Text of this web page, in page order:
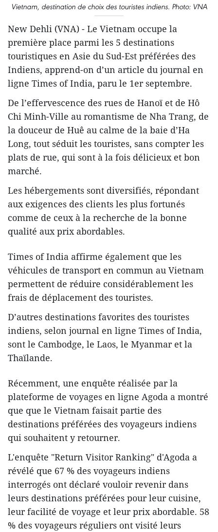
Vietnam, destination de choix des touristes indiens. Photo: VNA
New Dehli (VNA) - Le Vietnam occupe la
première place parmi les 5 destinations
touristiques en Asie du Sud-Est préférées des
Indiens, apprend-on d’un article du journal en
ligne Times of India, paru le 1er septembre.
De l’effervescence des rues de Hanoï et de Hô
Chi Minh-Ville au romantisme de Nha Trang, de
la douceur de Huê au calme de la baie d’Ha
Long, tout séduit les touristes, sans compter les
plats de rue, qui sont à la fois délicieux et bon
marché.
Les hébergements sont diversifiés, répondant
aux exigences des clients les plus fortunés
comme de ceux à la recherche de la bonne
qualité aux prix abordables.
Times of India affirme également que les
véhicules de transport en commun au Vietnam
permettent de réduire considérablement les
frais de déplacement des touristes.
D’autres destinations favorites des touristes
indiens, selon journal en ligne Times of India,
sont le Cambodge, le Laos, le Myanmar et la
Thaïlande.
Récemment, une enquête réalisée par la
plateforme de voyages en ligne Agoda a montré
que que le Vietnam faisait partie des
destinations préférées des voyageurs indiens
qui souhaitent y retourner.
L'enquête "Return Visitor Ranking" d'Agoda a
révélé que 67 % des voyageurs indiens
interrogés ont déclaré vouloir revenir dans
leurs destinations préférées pour leur cuisine,
leur facilité de voyage et leur prix abordable. 58
% des voyageurs réguliers ont visité leurs